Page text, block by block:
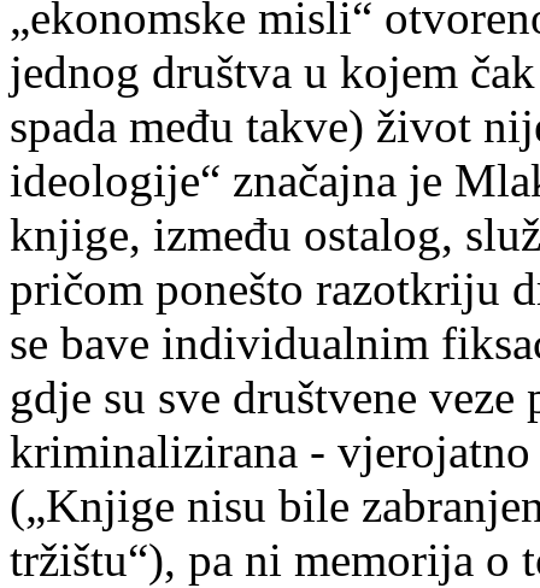
„ekonomske misli“
jednog društva u kojem
spada među takve) život
ideologije“ značajna je
knjige, između ostalog,
pričom ponešto razotkriju
se bave individualnim
gdje su sve društvene
kriminalizirana -
(„Knjige nisu bile
tržištu“), pa ni memorija o